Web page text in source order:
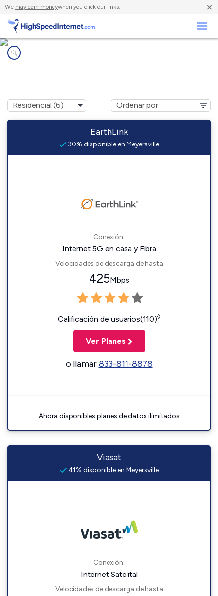
We may earn moneywhen you click our links. ×
EarthLink
30% disponible en Meyersville
Conexión:
Internet 5G en casa y Fibra
Velocidades de descarga de hasta
425Mbps
Calificación de usuarios(110)◊
Ver Planes
o llamar833-811-8878
Ahora disponibles planes de datos ilimitados
Viasat
41% disponible en Meyersville
Conexión:
Internet Satelital
Velocidades de descarga de hasta